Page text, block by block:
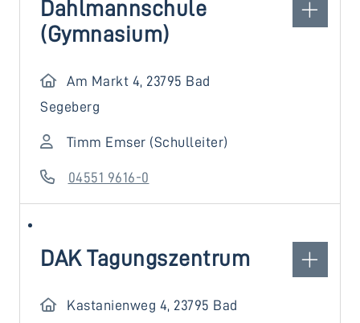
Dahlmannschule
(Gymnasium)
Am Markt 4, 23795 Bad
Segeberg
Timm Emser (Schulleiter)
04551 9616-0
DAK Tagungszentrum
Kastanienweg 4, 23795 Bad